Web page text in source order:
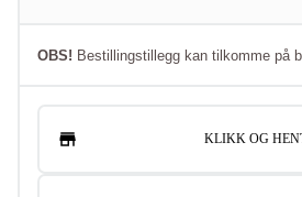
OBS! Bestillingstillegg kan tilkomme på
KLIKK OG